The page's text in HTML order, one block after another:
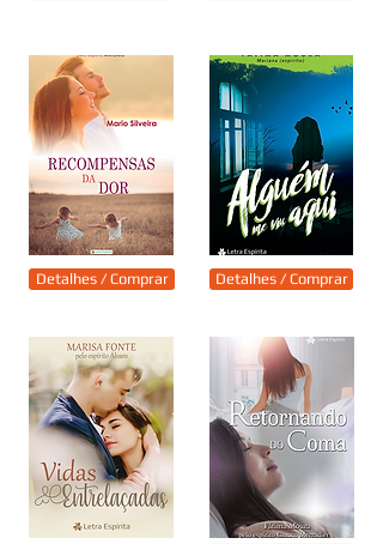
Detalhes / Comprar Detalhes / Comprar